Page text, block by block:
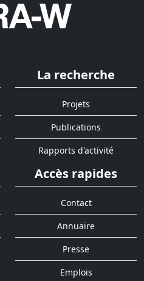
La recherche
Projets
Publications
Rapports d'activité
Accès rapides
Contact
Annuaire
Presse
Emplois